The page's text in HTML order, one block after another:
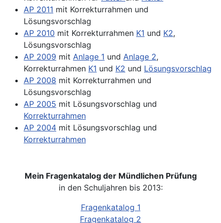
AP 2011 mit Korrekturrahmen und
Lösungsvorschlag
AP 2010 mit Korrekturrahmen K1 und K2,
Lösungsvorschlag
AP 2009 mit Anlage 1 und Anlage 2,
Korrekturrahmen K1 und K2 und Lösungsvorschlag
AP 2008 mit Korrekturrahmen und
Lösungsvorschlag
AP 2005 mit Lösungsvorschlag und
Korrekturrahmen
AP 2004 mit Lösungsvorschlag und
Korrekturrahmen
Mein Fragenkatalog der Mündlichen Prüfung
in den Schuljahren bis 2013:
Fragenkatalog 1
Fragenkatalog 2